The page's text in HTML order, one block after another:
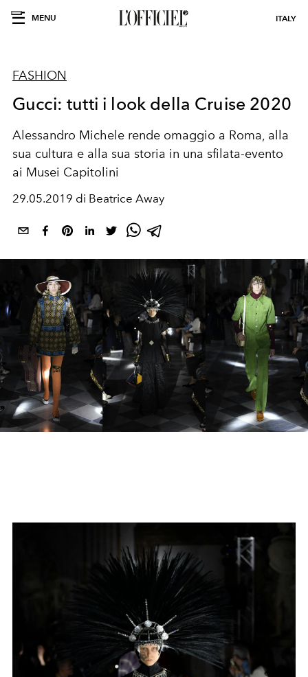
MENU ITALY
FASHION
Gucci: tutti i look della Cruise 2020
Alessandro Michele rende omaggio a Roma, alla
sua cultura e alla sua storia in una sfilata-evento
ai Musei Capitolini
29.05.2019 di Beatrice Away